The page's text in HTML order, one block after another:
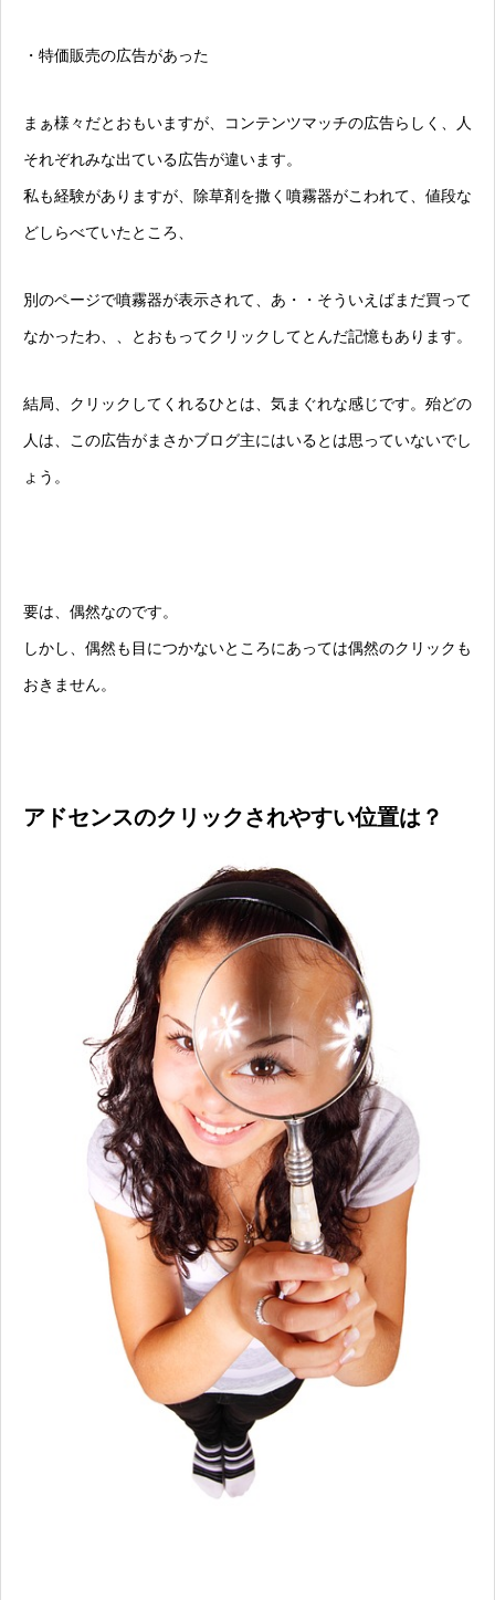
・特価販売の広告があった
まぁ様々だとおもいますが、コンテンツマッチの広告らしく、人
それぞれみな出ている広告が違います。
私も経験がありますが、除草剤を撒く噴霧器がこわれて、値段な
どしらべていたところ、
別のページで噴霧器が表示されて、あ・・そういえばまだ買って
なかったわ、、とおもってクリックしてとんだ記憶もあります。
結局、クリックしてくれるひとは、気まぐれな感じです。殆どの
人は、この広告がまさかブログ主にはいるとは思っていないでし
ょう。
要は、偶然なのです。
しかし、偶然も目につかないところにあっては偶然のクリックも
おきません。
アドセンスのクリックされやすい位置は？